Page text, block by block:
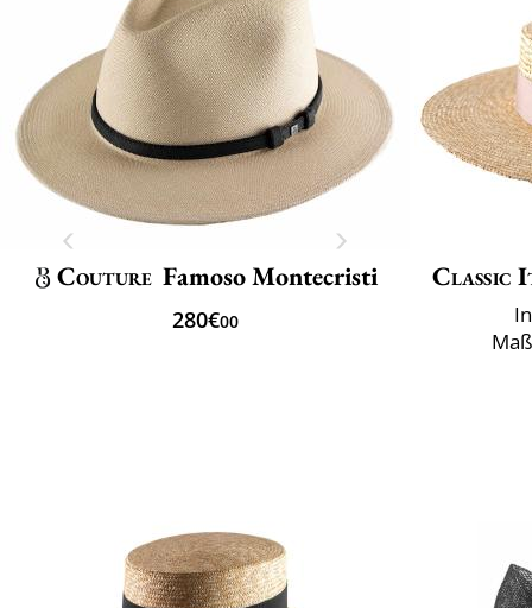
Couture Famoso Montecristi
280€00
Classic